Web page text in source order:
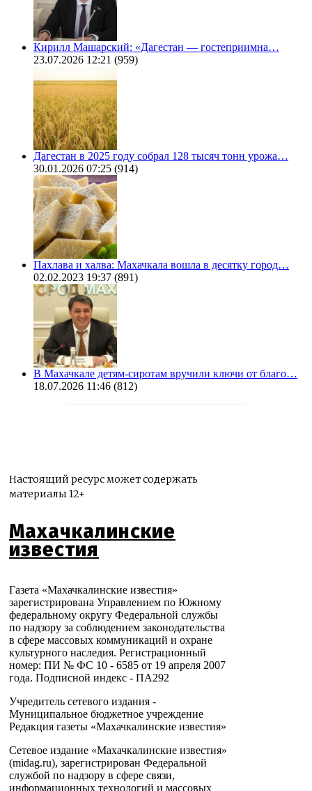
Кирилл Машарский: «Дагестан — гостеприимна…
23.07.2026 12:21 (959)
Дагестан в 2025 году собрал 128 тысяч тонн урожа…
30.01.2026 07:25 (914)
Пахлава и халва: Махачкала вошла в десятку город…
02.02.2023 19:37 (891)
В Махачкале детям-сиротам вручили ключи от благо…
18.07.2026 11:46 (812)
Настоящий ресурс может содержать
материалы 12+
Махачкалинские
известия
Газета «Махачкалинские известия»
зарегистрирована Управлением по Южному
федеральному округу Федеральной службы
по надзору за соблюдением законодательства
в сфере массовых коммуникаций и охране
культурного наследия. Регистрационный
номер: ПИ № ФС 10 - 6585 от 19 апреля 2007
года. Подписной индекс - ПА292
Учредитель сетевого издания -
Муниципальное бюджетное учреждение
Редакция газеты «Махачкалинские известия»
Сетевое издание «Махачкалинские известия»
(midag.ru), зарегистрирован Федеральной
службой по надзору в сфере связи,
информационных технологий и массовых